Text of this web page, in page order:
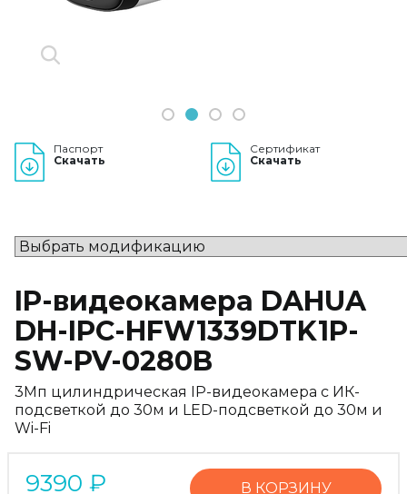
1 2 3 4
Паспорт
Скачать
Сертификат
Скачать
IP-видеокамера DAHUA
DH-IPC-HFW1339DTK1P-
SW-PV-0280B
3Мп цилиндрическая IP-видеокамера с ИК-
подсветкой до 30м и LED-подсветкой до 30м и
Wi-Fi
9390 ₽ В КОРЗИНУ